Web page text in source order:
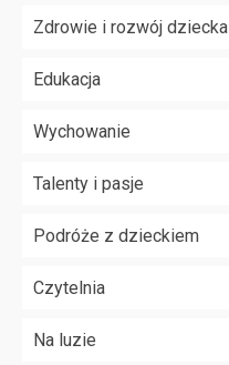
Zdrowie i rozwój dziecka
Edukacja
Wychowanie
Talenty i pasje
Podróże z dzieckiem
Czytelnia
Na luzie